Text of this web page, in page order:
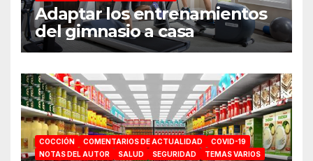
Adaptar los entrenamientos
del gimnasio a casa
COCCIÓN COMENTARIOS DE ACTUALIDAD
COVID-19
NOTAS DEL AUTOR
SALUD SEGURIDAD TEMAS VARIOS